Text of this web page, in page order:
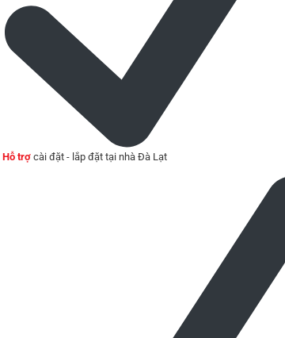
Hỗ trợ cài đặt - lắp đặt tại nhà Đà Lạt